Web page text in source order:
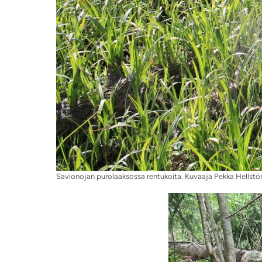
Savionojan purolaaksossa rentukoita. Kuvaaja Pekka